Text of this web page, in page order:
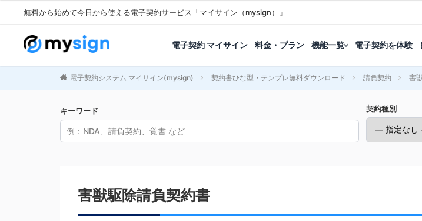
無料から始めて今日から使える電子契約サービス「マイサイン（mysign）」
電子契約 マイサイン 料金・プラン 機能一覧 電子契約を体験
電子契約システム マイサイン(mysign) 契約書ひな型・テンプレ無料ダウンロード 請負契約 害
キーワード 契約種別
害獣駆除請負契約書